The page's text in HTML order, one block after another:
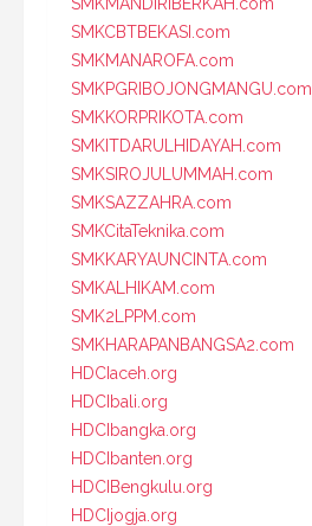
SMKCBTBEKASI.com
SMKMANAROFA.com
SMKPGRIBOJONGMANGU.com
SMKKORPRIKOTA.com
SMKITDARULHIDAYAH.com
SMKSIROJULUMMAH.com
SMKSAZZAHRA.com
SMKCitaTeknika.com
SMKKARYAUNCINTA.com
SMKALHIKAM.com
SMK2LPPM.com
SMKHARAPANBANGSA2.com
HDCIaceh.org
HDCIbali.org
HDCIbangka.org
HDCIbanten.org
HDCIBengkulu.org
HDCIjogja.org